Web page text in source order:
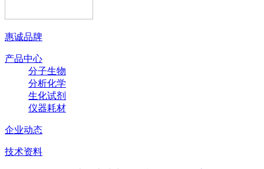
惠诚品牌
产品中心
分子生物
分析化学
生化试剂
仪器耗材
企业动态
技术资料